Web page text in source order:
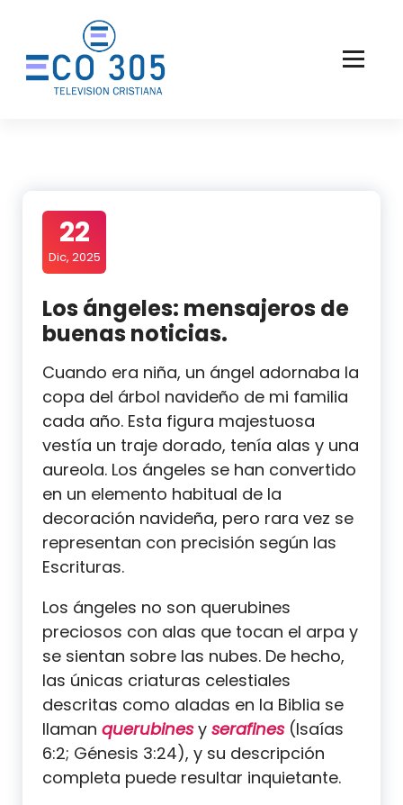
contenido
22
Dic, 2025
Los ángeles: mensajeros de
buenas noticias.
Cuando era niña, un ángel adornaba la
copa del árbol navideño de mi familia
cada año. Esta figura majestuosa
vestía un traje dorado, tenía alas y una
aureola. Los ángeles se han convertido
en un elemento habitual de la
decoración navideña, pero rara vez se
representan con precisión según las
Escrituras.
Los ángeles no son querubines
preciosos con alas que tocan el arpa y
se sientan sobre las nubes. De hecho,
las únicas criaturas celestiales
descritas como aladas en la Biblia se
llaman querubinesy serafines(Isaías
6:2; Génesis 3:24), y su descripción
completa puede resultar inquietante.